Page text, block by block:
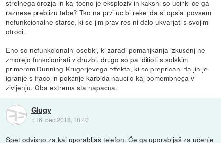
strelnega orozja in kaj tocno je eksploziv in kaksni so ucinki ce ga
raznese preblizu tebe? Tko na prvi uc bi rekel da si opsial povsem
nefunkcionalne starse, ki se jim prav res ni dalo ukvarjati s svojimi
otroci.
Eno so nefunkcionalni osebki, ki zaradi pomanjkanja izkusenj ne
zmorejo funkcionirati v druzbi, drugo so pa iditioti s solskim
primerom Dunning-Krugerjevega effekta, ki so prepricani da jih je
igranje s fraco in pokanje karbida naucilo kaj pomembnega v
zivljenju. Oba extrema sta napacna.
Glugy
:: 16. dec 2018, 18:40
Spet odvisno za kaj uporabljaš telefon. Če ga uporabljaš za učenje